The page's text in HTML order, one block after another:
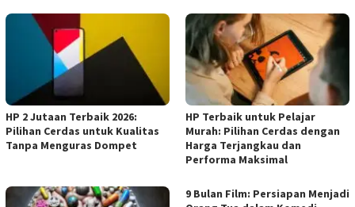
HP 2 Jutaan Terbaik 2026:
Pilihan Cerdas untuk Kualitas
Tanpa Menguras Dompet
HP Terbaik untuk Pelajar
Murah: Pilihan Cerdas dengan
Harga Terjangkau dan
Performa Maksimal
9 Bulan Film: Persiapan Menjadi